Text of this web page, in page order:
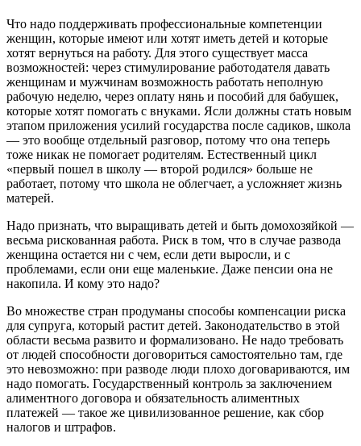
Что надо поддерживать профессиональные компетенции
женщин, которые имеют или хотят иметь детей и которые
хотят вернуться на работу. Для этого существует масса
возможностей: через стимулирование работодателя давать
женщинам и мужчинам возможность работать неполную
рабочую неделю, через оплату нянь и пособий для бабушек,
которые хотят помогать с внуками. Ясли должны стать новым
этапом приложения усилий государства после садиков, школа
— это вообще отдельный разговор, потому что она теперь
тоже никак не помогает родителям. Естественный цикл
«первый пошел в школу — второй родился» больше не
работает, потому что школа не облегчает, а усложняет жизнь
матерей.
Надо признать, что выращивать детей и быть домохозяйкой —
весьма рискованная работа. Риск в том, что в случае развода
женщина остается ни с чем, если дети выросли, и с
проблемами, если они еще маленькие. Даже пенсии она не
накопила. И кому это надо?
Во множестве стран продуманы способы компенсации риска
для супруга, который растит детей. Законодательство в этой
области весьма развито и формализовано. Не надо требовать
от людей способности договориться самостоятельно там, где
это невозможно: при разводе люди плохо договариваются, им
надо помогать. Государственный контроль за заключением
алиментного договора и обязательность алиментных
платежей — такое же цивилизованное решение, как сбор
налогов и штрафов.